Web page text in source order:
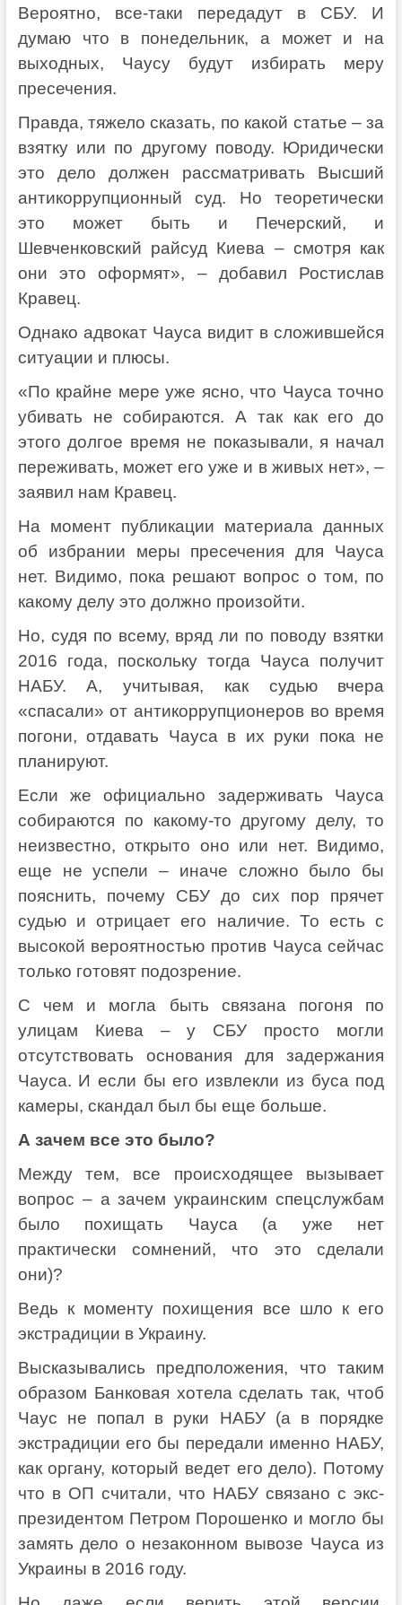
Вероятно, все-таки передадут в СБУ. И
думаю что в понедельник, а может и на
выходных, Чаусу будут избирать меру
пресечения.
Правда, тяжело сказать, по какой статье – за
взятку или по другому поводу. Юридически
это дело должен рассматривать Высший
антикоррупционный суд. Но теоретически
это может быть и Печерский, и
Шевченковский райсуд Киева – смотря как
они это оформят», – добавил Ростислав
Кравец.
Однако адвокат Чауса видит в сложившейся
ситуации и плюсы.
«По крайне мере уже ясно, что Чауса точно
убивать не собираются. А так как его до
этого долгое время не показывали, я начал
переживать, может его уже и в живых нет», –
заявил нам Кравец.
На момент публикации материала данных
об избрании меры пресечения для Чауса
нет. Видимо, пока решают вопрос о том, по
какому делу это должно произойти.
Но, судя по всему, вряд ли по поводу взятки
2016 года, поскольку тогда Чауса получит
НАБУ. А, учитывая, как судью вчера
«спасали» от антикоррупционеров во время
погони, отдавать Чауса в их руки пока не
планируют.
Если же официально задерживать Чауса
собираются по какому-то другому делу, то
неизвестно, открыто оно или нет. Видимо,
еще не успели – иначе сложно было бы
пояснить, почему СБУ до сих пор прячет
судью и отрицает его наличие. То есть с
высокой вероятностью против Чауса сейчас
только готовят подозрение.
С чем и могла быть связана погоня по
улицам Киева – у СБУ просто могли
отсутствовать основания для задержания
Чауса. И если бы его извлекли из буса под
камеры, скандал был бы еще больше.
А зачем все это было?
Между тем, все происходящее вызывает
вопрос – а зачем украинским спецслужбам
было похищать Чауса (а уже нет
практически сомнений, что это сделали
они)?
Ведь к моменту похищения все шло к его
экстрадиции в Украину.
Высказывались предположения, что таким
образом Банковая хотела сделать так, чтоб
Чаус не попал в руки НАБУ (а в порядке
экстрадиции его бы передали именно НАБУ,
как органу, который ведет его дело). Потому
что в ОП считали, что НАБУ связано с экс-
президентом Петром Порошенко и могло бы
замять дело о незаконном вывозе Чауса из
Украины в 2016 году.